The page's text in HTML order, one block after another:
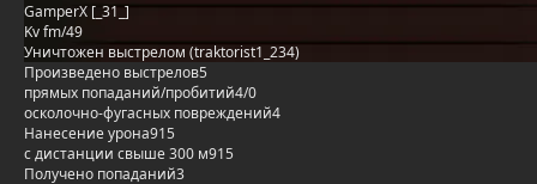
GamperX [_31_]
Kv fm/49
Уничтожен выстрелом (traktorist1_234)
Произведено выстрелов5
прямых попаданий/пробитий4/0
осколочно-фугасных повреждений4
Нанесение урона915
с дистанции свыше 300 м915
Получено попаданий3